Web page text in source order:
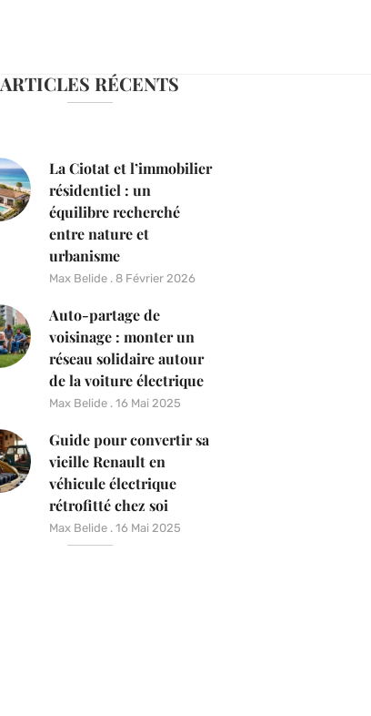
ARTICLES RÉCENTS
La Ciotat et l’immobilier
résidentiel : un
équilibre recherché
entre nature et
urbanisme
Max Belide 8 Février 2026
Auto-partage de
voisinage : monter un
réseau solidaire autour
de la voiture électrique
Max Belide 16 Mai 2025
Guide pour convertir sa
vieille Renault en
véhicule électrique
rétrofitté chez soi
Max Belide 16 Mai 2025